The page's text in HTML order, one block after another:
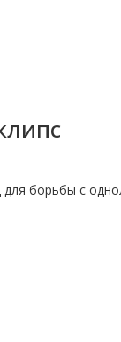
для борьбы с